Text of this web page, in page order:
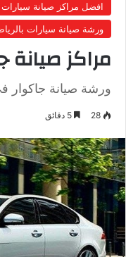
افضل مراكز صيانة
ورشة صيانة سيارات
مراكز صيانة
ورشة صيانة جاكوار
28